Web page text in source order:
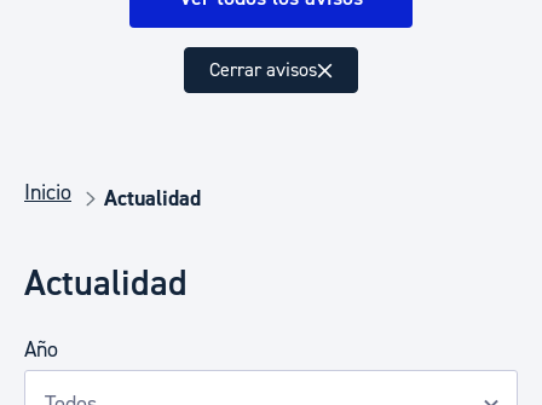
Cerrar avisos
Inicio Actualidad
Actualidad
Año